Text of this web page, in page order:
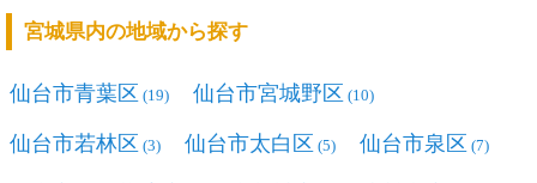
宮城県内の地域から探す
仙台市青葉区 (19) 仙台市宮城野区 (10)
仙台市若林区 (3) 仙台市太白区 (5) 仙台市泉区 (7)